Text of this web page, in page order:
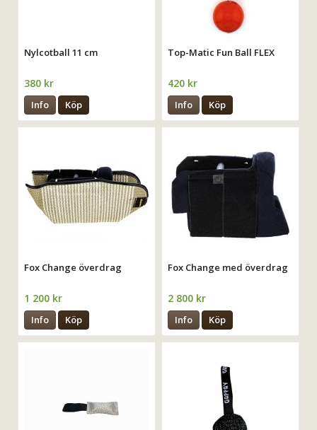
Nylcotball 11 cm
380 kr
Info Köp
Top-Matic Fun Ball FLEX
420 kr
Info Köp
Fox Change överdrag
1 200 kr
Info Köp
Fox Change med överdrag
2 800 kr
Info Köp